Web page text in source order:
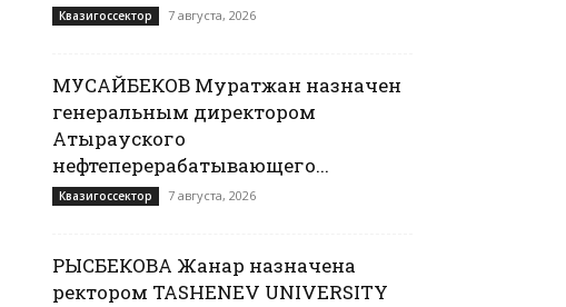
Квазигоссектор 7 августа, 2026
МУСАЙБЕКОВ Муратжан назначен
генеральным директором
Атырауского
нефтеперерабатывающего...
Квазигоссектор 7 августа, 2026
РЫСБЕКОВА Жанар назначена
ректором TASHENEV UNIVERSITY